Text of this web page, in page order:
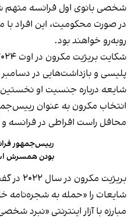
شخصی بانوی اول فرانسه متهم
در صورت محکومیت، این افراد
روبه‌رو خواهند بود.
پلیسی و بازداشت‌هایی در دسامبر ۲۰۲۴ و فوریه ۲۰۲۵ انجامید.
انتخاب مکرون به عنوان
محافل راست افراطی در فرانسه
رییس‌جمهور
بودن همسرش
بریژیت
شایعات را «حمله‌ به شجره‌نامه
مبارزه با آزار اینترنتی «نبرد